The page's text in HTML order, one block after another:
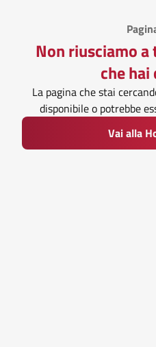
Non riusciamo
che
La pagina che stai
disponibile o potrebbe
Vai alla